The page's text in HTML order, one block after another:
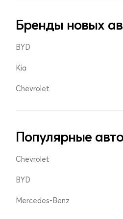
Бренды новых
BYD
Kia
Chevrolet
Популярные
Chevrolet
BYD
Mercedes-Benz